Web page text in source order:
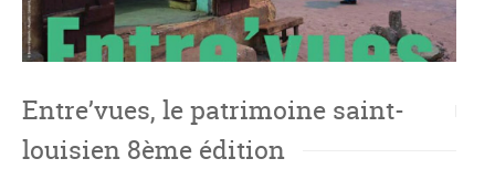
Entre’vues, le patrimoine saint-
louisien 8ème édition